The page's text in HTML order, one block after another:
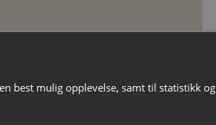
best mulig opplevelse, samt til statistikk og